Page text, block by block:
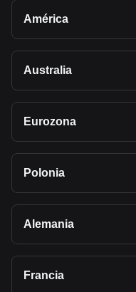
América
Australia
Eurozona
Polonia
Alemania
Francia